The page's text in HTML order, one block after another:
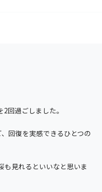
回過ごしました。
回復を実感できるひとつの
も見れるといいなと思いま